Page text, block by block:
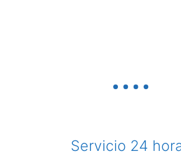
Servicio 24